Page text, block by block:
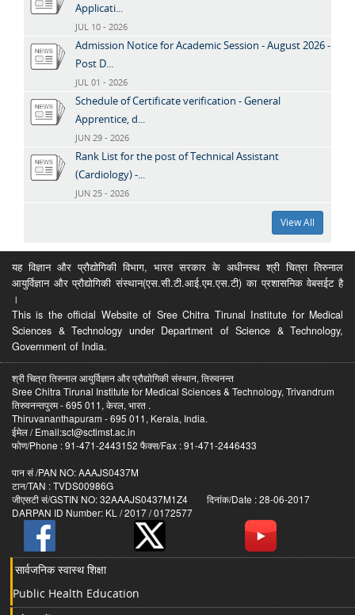
Applicati...
JUL 10 - 2026
Admission Notice for Academic Session - August 2026 -
Post D...
JUL 01 - 2026
Schedule of Certificate verification - General
Apprentice, d...
JUN 29 - 2026
Rank List for the post of Technical Assistant
(Cardiology) -...
JUN 25 - 2026
View All
यह विज्ञान और प्रौद्योगिकी विभाग, भारत सरकार के अधीनस्थ श्री चित्रा तिरुनाल
आयुर्विज्ञान और प्रौद्योगिकी संस्थान(एस.सी.टी.आई.एम.एस.टी) का प्रशासनिक वेबसईट है
।
This is the official Website of Sree Chitra Tirunal Institute for Medical
Sciences & Technology under Department of Science & Technology,
Government of India.
श्री चित्रा तिरुनाल आयुर्विज्ञान और प्रौद्योगिकी संस्थान, तिरुवनन्त
Sree Chitra Tirunal Institute for Medical Sciences & Technology, Trivandrum
तिरुवनन्तपुरम - 695 011, केरल, भारत .
Thiruvananthapuram - 695 011, Kerala, India.
ईमेल / Email:sct@sctimst.ac.in
फोण/Phone : 91-471-2443152 फैक्स/Fax : 91-471-2446433
पान सं /PAN NO: AAAJS0437M
टान/TAN : TVDS00986G
जीएसटी सं/GSTIN NO: 32AAAJS0437M1Z4 दिनांक/Date : 28-06-2017
DARPAN ID Number: KL / 2017 / 0172577
सार्वजनिक स्वास्थ शिक्षा
Public Health Education